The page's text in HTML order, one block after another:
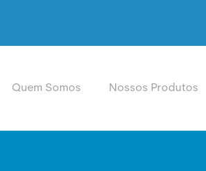
Quem Somos Nossos Produtos